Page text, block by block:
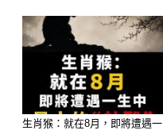
數到手軟的巨額
生肖猴：就在8月，即將遭遇一